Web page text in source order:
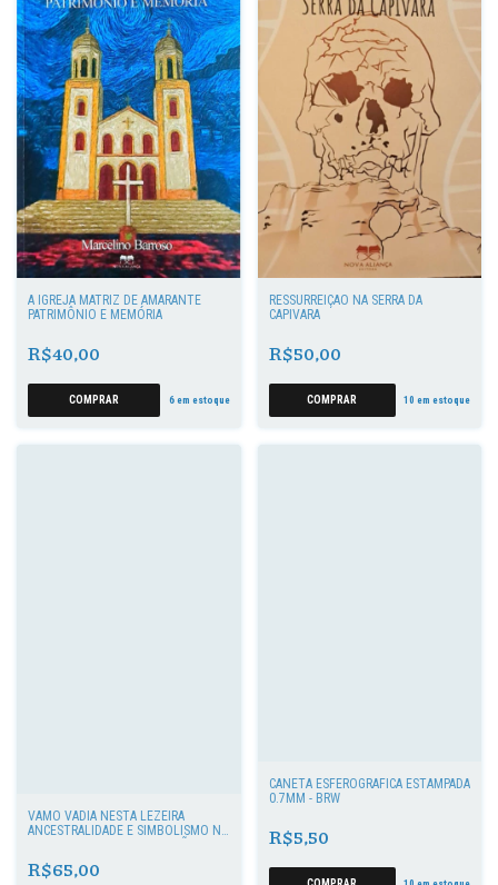
A IGREJA MATRIZ DE AMARANTE
PATRIMÔNIO E MEMÓRIA
R$40,00
6em estoque
RESSURREIÇÃO NA SERRA DA
CAPIVARA
R$50,00
10 em estoque
VAMÔ VADIÁ NESTA LEZEIRA
ANCESTRALIDADE E SIMBOLISMO NA
R$65,00
CANETA ESFEROGRÁFICA ESTAMPADA
0.7MM - BRW
R$5,50